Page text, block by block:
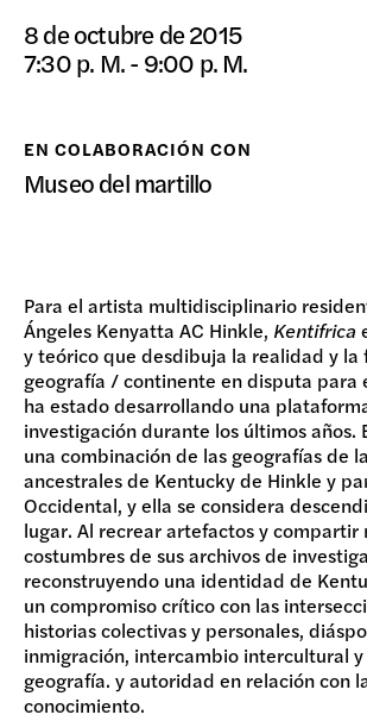
8 de octubre de 2015
7:30 p. M. - 9:00 p. M.
EN COLABORACIÓN CON
Museo del martillo
Para el artista multidisciplinario
Ángeles Kenyatta AC Hinkle, Kentifrica
y teórico que desdibuja la realidad y la
geografía / continente en disputa para
ha estado desarrollando una
investigación durante los últimos años.
una combinación de las geografías de
ancestrales de Kentucky de Hinkle y
Occidental, y ella se considera
lugar. Al recrear artefactos y compartir
costumbres de sus archivos de
reconstruyendo una identidad de
un compromiso crítico con las
historias colectivas y personales,
inmigración, intercambio intercultural y
geografía. y autoridad en relación con
conocimiento.